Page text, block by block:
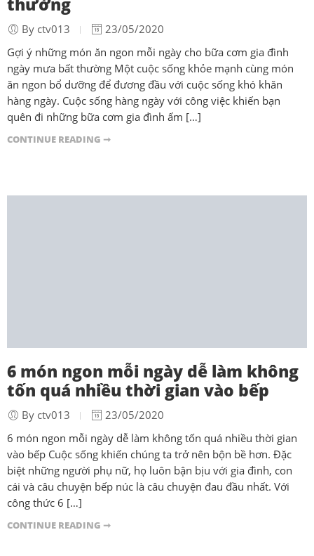
By ctv013
23/05/2020
Gợi ý những món ăn ngon mỗi ngày cho bữa cơm gia đình
ngày mưa bất thường Một cuộc sống khỏe mạnh cùng món
ăn ngon bổ dưỡng để đương đầu với cuộc sống khó khăn
hàng ngày. Cuộc sống hàng ngày với công việc khiến bạn
quên đi những bữa cơm gia đình ấm […]
CONTINUE READING ➞
6 món ngon mỗi ngày dễ làm không
tốn quá nhiều thời gian vào bếp
By ctv013
23/05/2020
6 món ngon mỗi ngày dễ làm không tốn quá nhiều thời gian
vào bếp Cuộc sống khiến chúng ta trở nên bộn bề hơn. Đặc
biệt những người phụ nữ, họ luôn bận bịu với gia đình, con
cái và câu chuyện bếp núc là câu chuyện đau đầu nhất. Với
công thức 6 […]
CONTINUE READING ➞